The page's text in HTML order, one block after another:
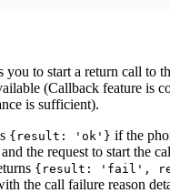
you to start a return call to
(Callback feature is
is sufficient).
{result: 'ok'} if the
the request to start the
{result: 'fail',
the call failure reason